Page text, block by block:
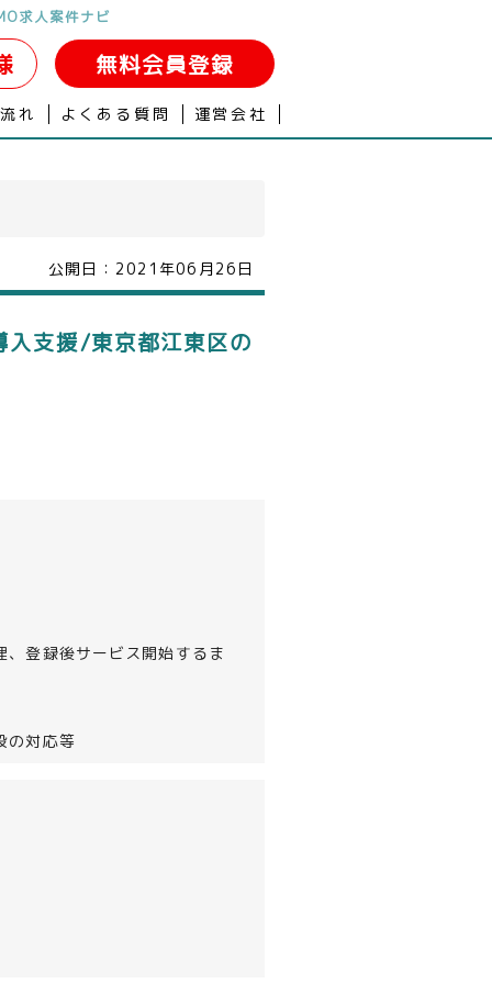
求人案件ナビ
無料会員登録
れ よくある質問 運営会社
公開日： 2021年06月26日
入支援/東京都江東区の
登録後サービス開始するま
の対応等